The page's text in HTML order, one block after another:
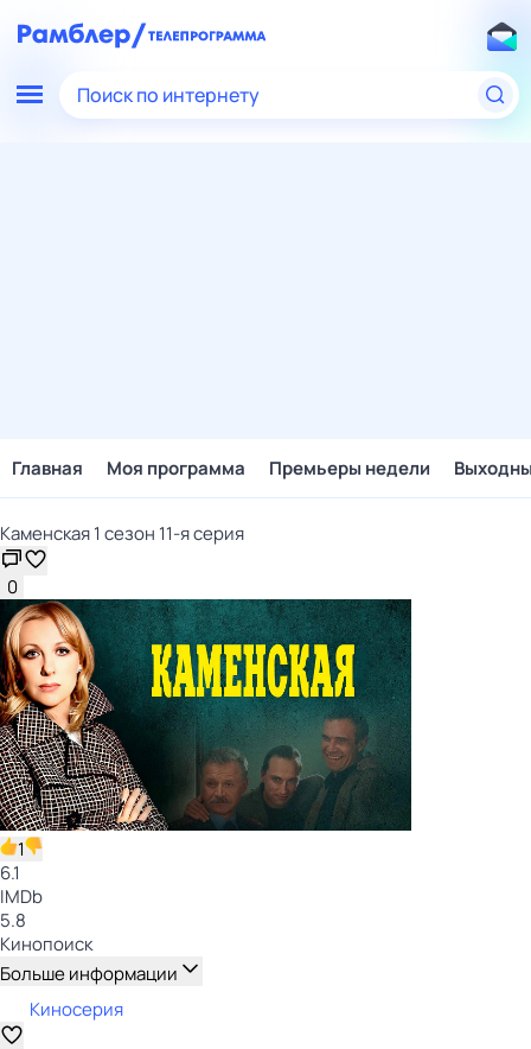
Поиск по интернету
Главная Моя программа Премьеры недели
Каменская 1 сезон 11-я серия
0
1
6.1
IMDb
5.8
Кинопоиск
Больше информации
Киносерия